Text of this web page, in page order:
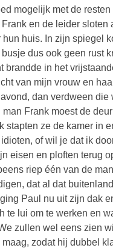
mogelijk met de
en de leider sloten
huis. In zijn spiegel
dus ook geen rust
brandde in het
van mijn vrouw en
dan verdween die
Frank moest de
ze de kamer in
of wil je dat ik
eisen en ploften terug
riep één van de
dat al dat
Paul nu uit zijn dak
lui om te werken en
zullen wel eens zien
zodat hij dubbel